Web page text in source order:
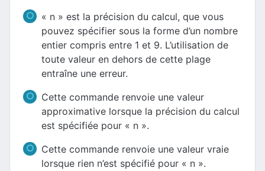
« n » est la précision du calcul, que vous
pouvez spécifier sous la forme d’un nombre
entier compris entre 1 et 9. L’utilisation de
toute valeur en dehors de cette plage
entraîne une erreur.
Cette commande renvoie une valeur
approximative lorsque la précision du calcul
est spécifiée pour « n ».
Cette commande renvoie une valeur vraie
lorsque rien n’est spécifié pour « n ».